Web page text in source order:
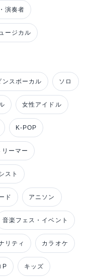
演奏者
ージカル
ンスボーカル ソロ
女性アイドル
K-POP
ーマー
スト
ド アニソン
音楽フェス・イベント
リティ カラオケ
P キッズ